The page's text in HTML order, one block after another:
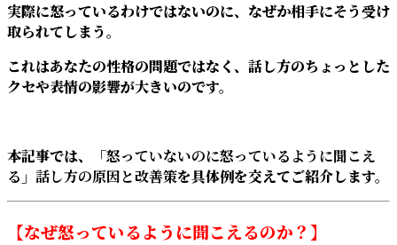
実際に怒っているわけではないのに、なぜか相手にそう受け
取られてしまう。
これはあなたの性格の問題ではなく、話し方のちょっとした
クセや表情の影響が大きいのです。
本記事では、
「怒っていないのに怒っているように聞こえ
る」話し方の原因と改善策を具体例を交えてご紹介します。
【なぜ怒っているように聞こえるのか？】